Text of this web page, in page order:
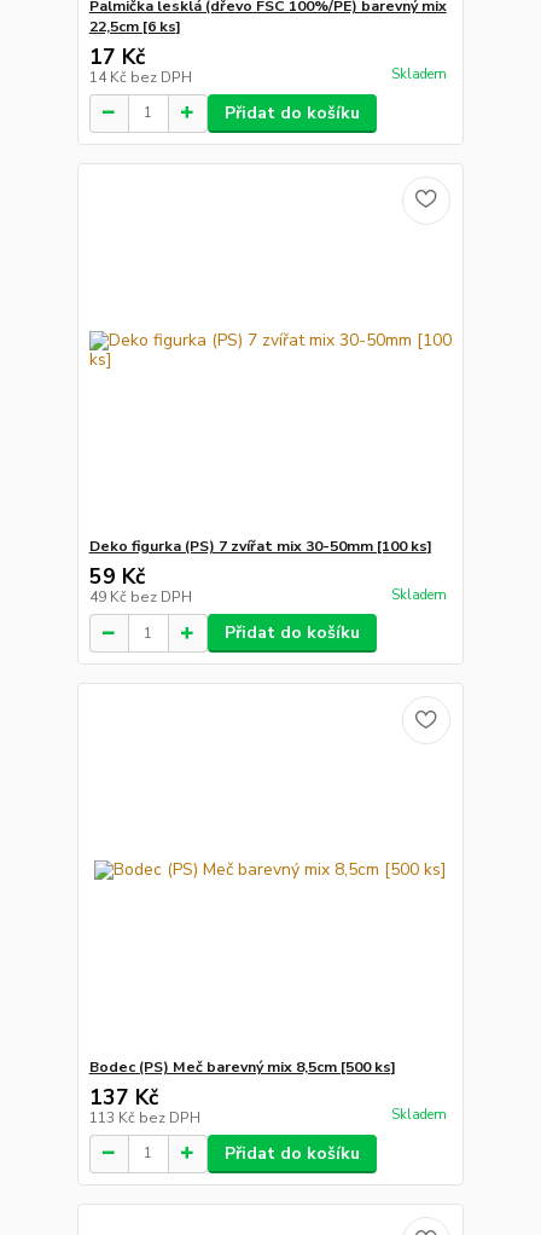
Palmička lesklá (dřevo FSC 100%/PE) barevný mix
22,5cm [6 ks]
17 Kč
14 Kč bez DPH Skladem
Přidat do košíku
Deko figurka (PS) 7 zvířat mix 30-50mm [100 ks]
59 Kč
49 Kč bez DPH Skladem
Přidat do košíku
Bodec (PS) Meč barevný mix 8,5cm [500 ks]
137 Kč
113 Kč bez DPH Skladem
Přidat do košíku